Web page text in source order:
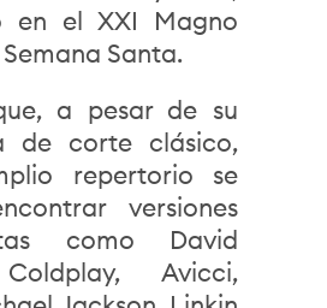
en el XXI Magno
Santa.
a pesar de su
de corte clásico,
repertorio se
versiones
como David
Avicci,